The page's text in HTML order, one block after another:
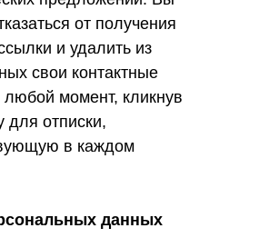
от получения
и удалить из
свои контактные
момент, кликнув
для отписки,
в каждом
данных